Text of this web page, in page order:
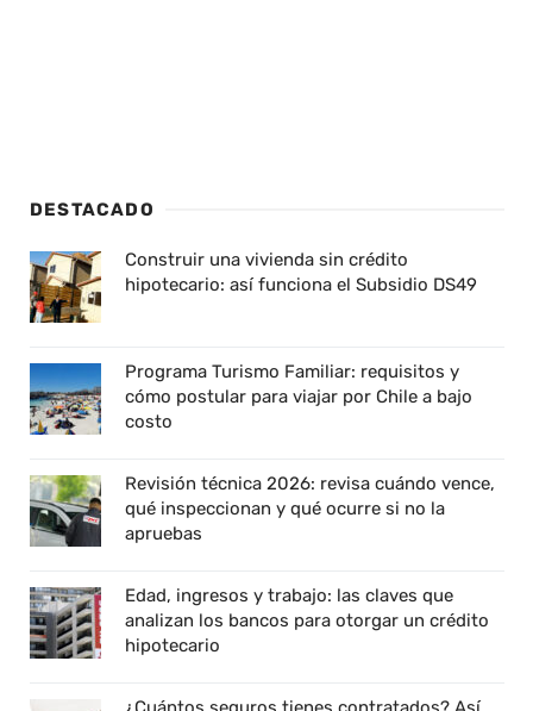
DESTACADO
Construir una vivienda sin crédito
hipotecario: así funciona el Subsidio DS49
Programa Turismo Familiar: requisitos y
cómo postular para viajar por Chile a bajo
costo
Revisión técnica 2026: revisa cuándo vence,
qué inspeccionan y qué ocurre si no la
apruebas
Edad, ingresos y trabajo: las claves que
analizan los bancos para otorgar un crédito
hipotecario